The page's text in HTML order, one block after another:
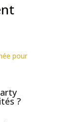
?